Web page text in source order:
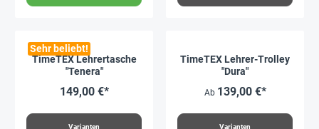
Sehr beliebt!
TimeTEX Lehrertasche
"Tenera"
149,00 €*
Varianten
TimeTEX Lehrer-Trolley
"Dura"
Ab 139,00 €*
Varianten